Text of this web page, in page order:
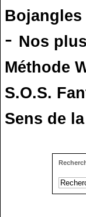
Bojangles
- Nos
Méthode
S.O.S.
Sens de